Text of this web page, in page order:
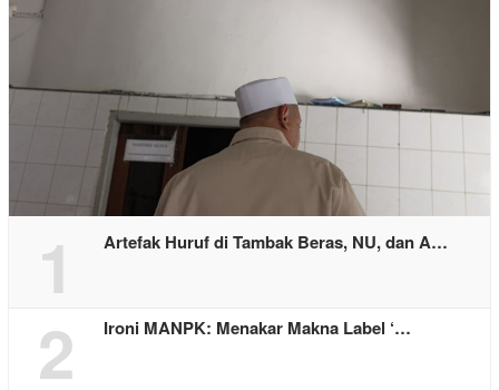
1 Artefak Huruf di Tambak Beras, NU, dan A…
2 Ironi MANPK: Menakar Makna Label ‘…